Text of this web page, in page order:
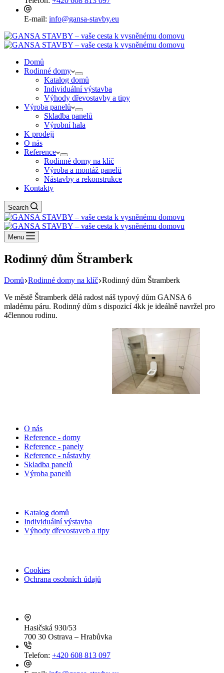
E-mail: info@gansa-stavby.eu
Domů
Rodinné domy
Katalog domů
Individuální výstavba
Výhody dřevostavby a tipy
Výroba panelů
Skladba panelů
Výrobní hala
K prodeji
O nás
Reference
Rodinné domy na klíč
Výroba a montáž panelů
Nástavby a rekonstrukce
Kontakty
Search
Menu
Rodinný dům Štramberk
Domů Rodinné domy na klíč Rodinný dům Štramberk
Ve městě Štramberk dělá radost náš typový dům GANSA 6
mladému páru. Rodinný dům s dispozicí 4kk je ideálně navržel pro
4člennou rodinu.
O nás
Reference - domy
Reference - panely
Reference - nástavby
Skladba panelů
Výroba panelů
Katalog domů
Individuální výstavba
Výhody dřevostaveb a tipy
Cookies
Ochrana osobních údajů
Hasičská 930/53
700 30 Ostrava – Hrabůvka
Telefon: +420 608 813 097